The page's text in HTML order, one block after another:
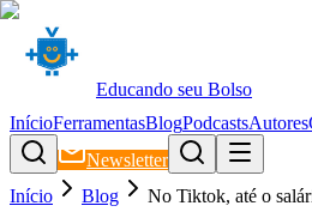
Educando seu Bolso
InícioFerramentasBlogPodcastsAutores
Newsletter
Início
Blog No Tiktok, até o